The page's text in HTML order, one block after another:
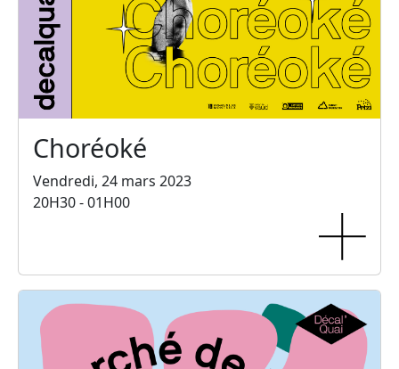
Choréoké
Vendredi, 24 mars 2023
20H30 - 01H00